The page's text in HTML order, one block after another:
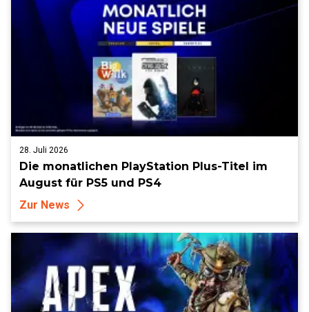
28. Juli 2026
Die monatlichen PlayStation Plus-Titel im
August für PS5 und PS4
Zur News